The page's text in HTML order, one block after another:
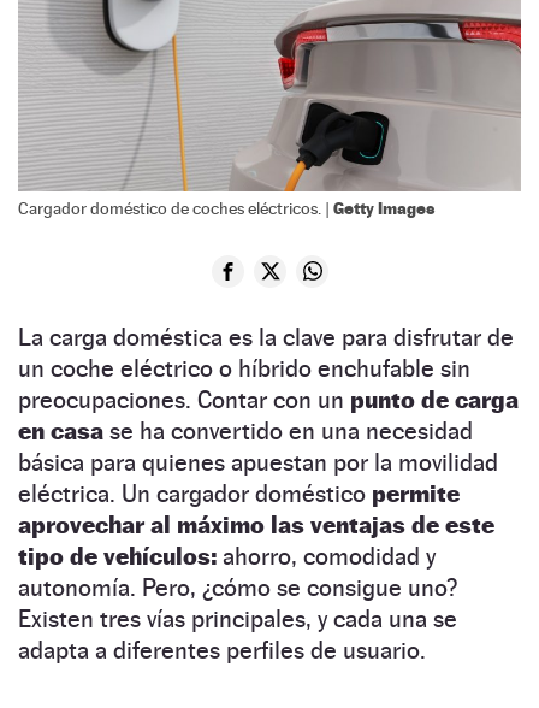
Cargador doméstico de coches eléctricos. | Getty Images
La carga doméstica es la clave para disfrutar de
un coche eléctrico o híbrido enchufable sin
preocupaciones. Contar con un punto de carga
en casa se ha convertido en una necesidad
básica para quienes apuestan por la movilidad
eléctrica. Un cargador doméstico permite
aprovechar al máximo las ventajas de este
tipo de vehículos: ahorro, comodidad y
autonomía. Pero, ¿cómo se consigue uno?
Existen tres vías principales, y cada una se
adapta a diferentes perfiles de usuario.